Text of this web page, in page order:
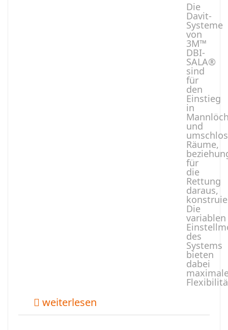
Die
Davit-
Systeme
von
3M™
DBI-
SALA®
sind
für
den
Einstieg
in
und
Räume,
für
die
Rettung
daraus,
Die
variablen
des
Systems
bieten
dabei
weiterlesen